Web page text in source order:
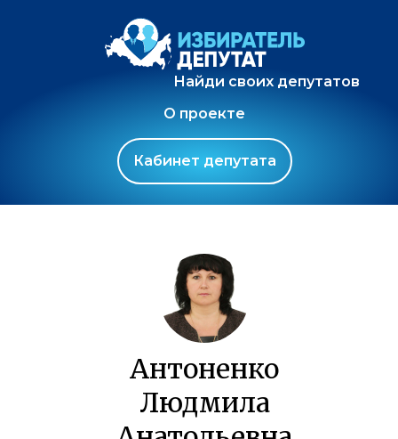
Найди своих депутатов
О проекте
Кабинет депутата
Антоненко
Людмила